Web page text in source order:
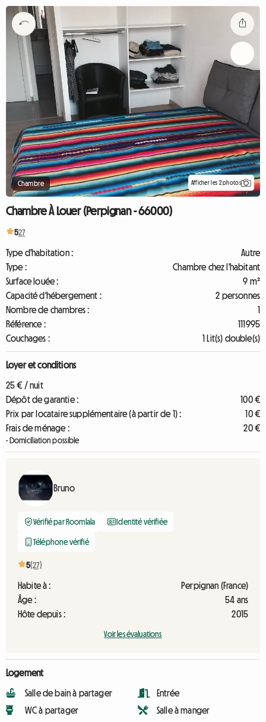
Chambre Afficher les 2 photos
Chambre À Louer (Perpignan - 66000)
527
Type d'habitation :
Autre
Type :
Chambre chez l'habitant
Surface louée :
9 m²
Capacité d'hébergement :
2 personnes
Nombre de chambres :
1
Référence :
111995
Couchages :
1 Lit(s) double(s)
Loyer et conditions
25 € / nuit
Dépôt de garantie :
100 €
Prix par locataire supplémentaire (à partir de 1) :
10 €
Frais de ménage :
20 €
- Domiciliation possible
Bruno
Vérifié par Roomlala Identité vérifiée
Téléphone vérifié
5(27)
Habite à :
Perpignan (France)
Âge :
54 ans
Hôte depuis :
2015
Voir les évaluations
Logement
Salle de bain à partager
WC à partager
Entrée
Salle à manger